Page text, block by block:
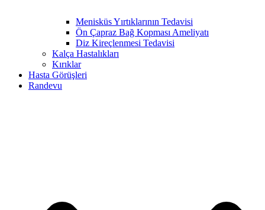
Menisküs Yırtıklarının Tedavisi
Ön Çapraz Bağ Kopması Ameliyatı
Diz Kireçlenmesi Tedavisi
Kalça Hastalıkları
Kırıklar
Hasta Görüşleri
Randevu